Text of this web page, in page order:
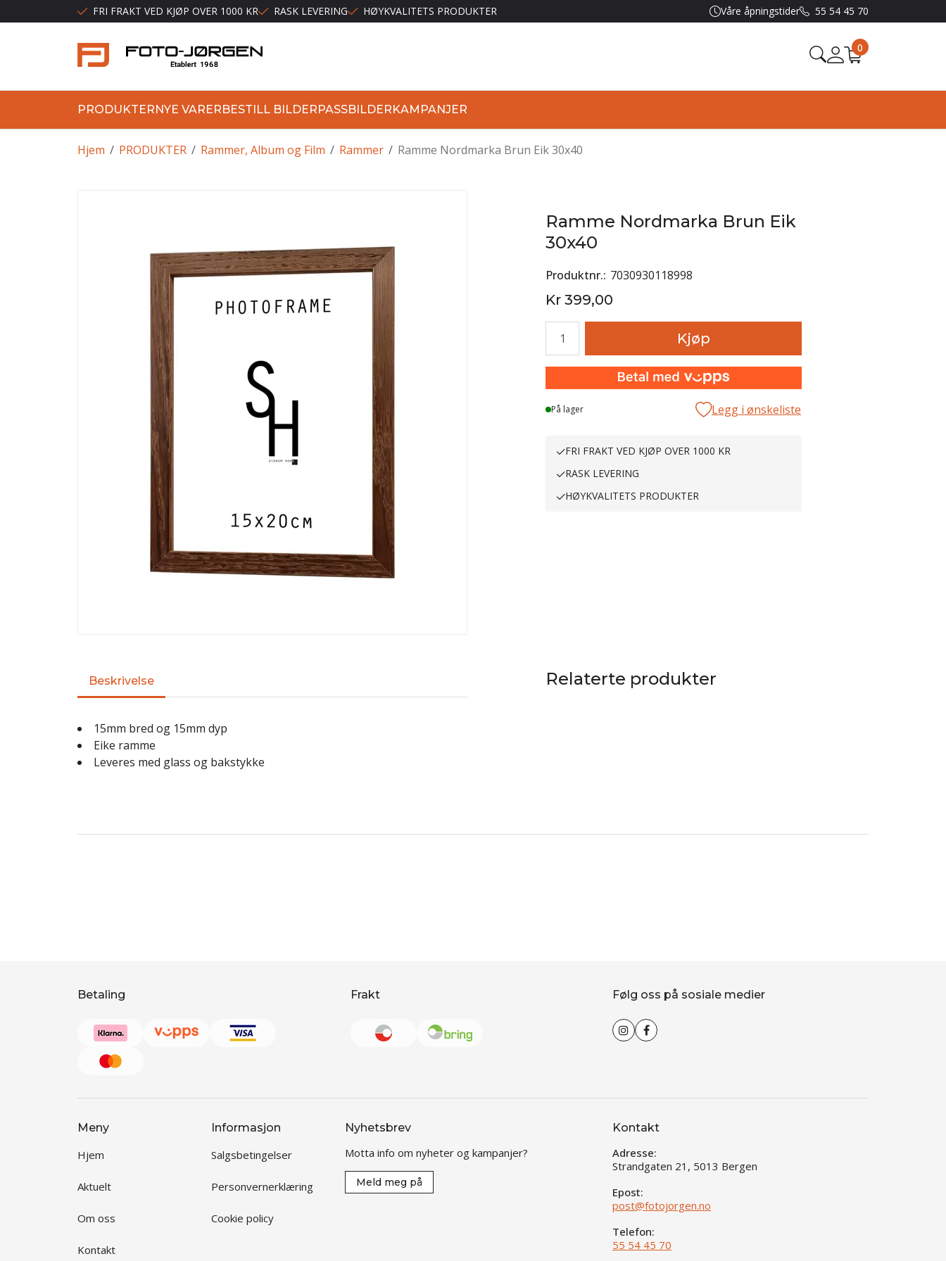
FRI FRAKT VED KJØP OVER 1000 KR RASK LEVERING HØYKVALITETS PRODUKTER Våre åpningstider 55 54 45 70
0
PRODUKTERNYE VARERBESTILL BILDERPASSBILDERKAMPANJER
/
Hjem /
PRODUKTER /
Rammer, Album og Film /
Rammer Ramme Nordmarka Brun Eik 30x40
Ramme Nordmarka Brun Eik
30x40
Produktnr. 7030930118998
Kr 399,00
Kjøp
På lager Legg i ønskeliste
FRI FRAKT VED KJØP OVER 1000 KR
RASK LEVERING
HØYKVALITETS PRODUKTER
Beskrivelse
15mm bred og 15mm dyp
Eike ramme
Leveres med glass og bakstykke
Relaterte produkter
Betaling Frakt Følg oss på sosiale medier
Meny
Hjem
Aktuelt
Om oss
Kontakt
Informasjon
Salgsbetingelser
Personvernerklæring
Cookie policy
Nyhetsbrev
Motta info om nyheter og kampanjer?
Meld meg på
Kontakt
Adresse:
Strandgaten 21, 5013 Bergen
Epost:
post@fotojorgen.no
Telefon:
55 54 45 70